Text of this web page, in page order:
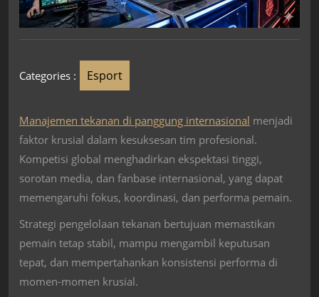
Categories : Esport
Manajemen tekanan di panggung internasional menjadi
faktor krusial dalam kesuksesan tim profesional.
Kompetisi global menghadirkan ekspektasi tinggi,
sorotan media, dan fanbase internasional, yang dapat
memengaruhi fokus, koordinasi, dan performa pemain.
Strategi pengelolaan tekanan bertujuan memastikan
pemain tetap stabil, mampu mengambil keputusan
tepat, dan mempertahankan konsistensi performa di
momen-momen krusial.